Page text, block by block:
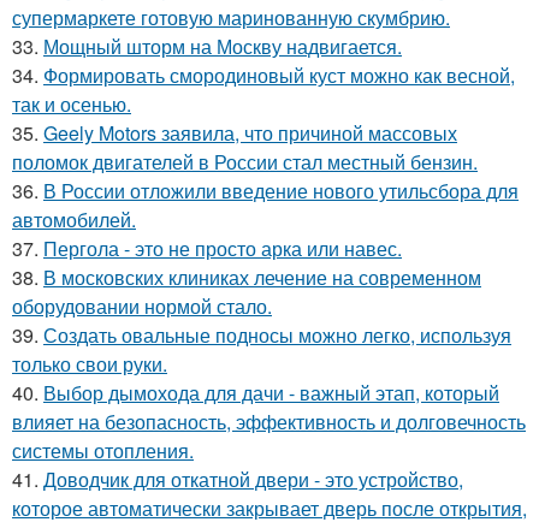
супермаркете готовую маринованную скумбрию.
33. Мощный шторм на Москву надвигается.
34. Формировать смородиновый куст можно как весной,
так и осенью.
35. Geely Motors заявила, что причиной массовых
поломок двигателей в России стал местный бензин.
36. В России отложили введение нового утильсбора для
автомобилей.
37. Пергола - это не просто арка или навес.
38. В московских клиниках лечение на современном
оборудовании нормой стало.
39. Создать овальные подносы можно легко, используя
только свои руки.
40. Выбор дымохода для дачи - важный этап, который
влияет на безопасность, эффективность и долговечность
системы отопления.
41. Доводчик для откатной двери - это устройство,
которое автоматически закрывает дверь после открытия,